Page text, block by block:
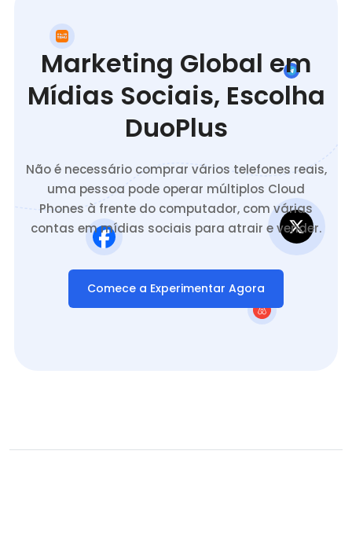
Marketing Global em
Mídias Sociais, Escolha
DuoPlus
Não é necessário comprar vários telefones reais,
uma pessoa pode operar múltiplos Cloud
Phones à frente do computador, com várias
contas em mídias sociais para atrair e vender.
Comece a Experimentar Agora